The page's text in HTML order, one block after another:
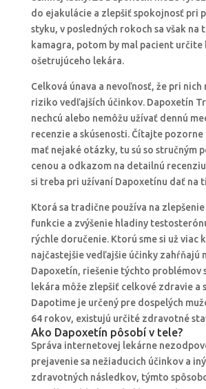
do ejakulácie a zlepšiť spokojnosť pri
styku, v posledných rokoch sa však na
kamagra, potom by mal pacient
ošetrujúceho lekára.
Celková únava a nevoľnosť, že pri
riziko vedľajších účinkov. Dapoxetín
nechcú alebo nemôžu užívať dennú
recenzie a skúsenosti. Čítajte pozorne
mať nejaké otázky, tu sú so stručným
cenou a odkazom na detailnú
si treba pri užívaní Dapoxetínu dať na
Ktorá sa tradične používa na zlepšenie
funkcie a zvýšenie hladiny
rýchle doručenie. Ktorú sme si už viac
najčastejšie vedľajšie účinky zahŕňajú
Dapoxetín, riešenie týchto problémov
lekára môže zlepšiť celkové zdravie a
Dapotime je určený pre dospelých
64 rokov, existujú určité zdravotné
Ako Dapoxetín pôsobí v tele?
Správa internetovej lekárne
prejavenie sa nežiaducich účinkov a
zdravotných následkov, týmto